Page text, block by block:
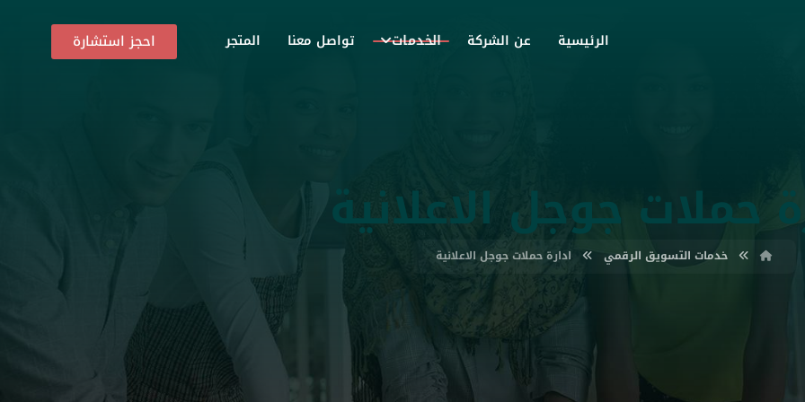
الرئيسية عن الشركة الخدمات تواصل معنا المتجر احجز استشارة
حملات جوجل الاعلانية
خدمات التسويق الرقمي ادارة حملات جوجل الاعلانية